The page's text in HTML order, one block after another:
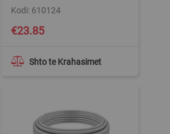
Kodi: 610124
Shto te Krahasimet
€23.85